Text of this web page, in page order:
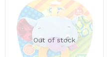
Out of stock